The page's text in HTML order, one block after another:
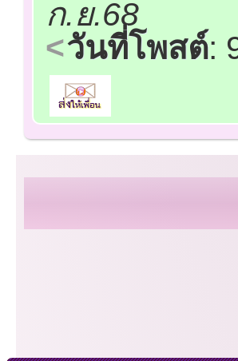
ก.ย.68
วันที่โพสต์: